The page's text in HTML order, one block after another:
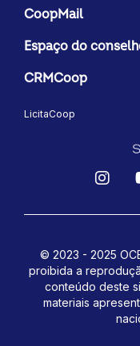
CoopMail
Espaço do
CRMCoop
LicitaCoop
© 2023 - 2025
proibida a
conteúdo deste
materiais